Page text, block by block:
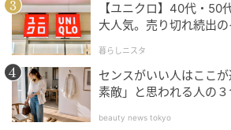
シンプルな黒ワンピースに、ブルー
羽織った大人コーデ。ブルーシャツ
ることで、軽やかで春らしい印象に
らもきれいめな雰囲気をキープでき
日スタイルにぴったりです。
【ユニクロ】40代・50
大人気。売り切れ続出
暮らしニスタ
センスがいい人はここ
素敵」と思われる人の
beauty news tokyo